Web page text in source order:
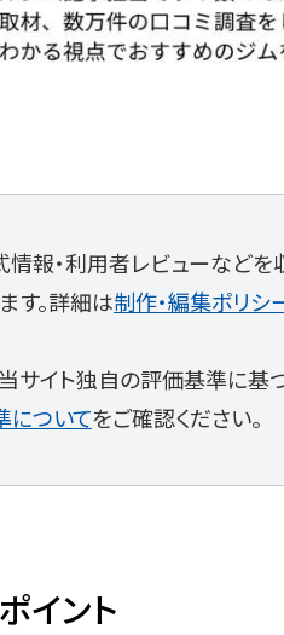
報・利用者レビューなどを
す。詳細は制作・編集ポリシ
サイト独自の評価基準に基
についてをご確認ください。
イント